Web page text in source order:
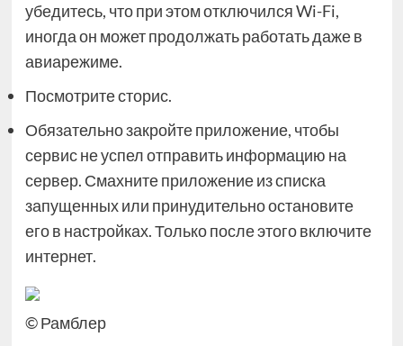
убедитесь, что при этом отключился Wi-Fi,
иногда он может продолжать работать даже в
авиарежиме.
Посмотрите сторис.
Обязательно закройте приложение, чтобы
сервис не успел отправить информацию на
сервер. Смахните приложение из списка
запущенных или принудительно остановите
его в настройках. Только после этого включите
интернет.
© Рамблер